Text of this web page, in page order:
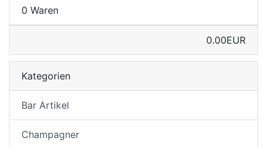
0 Waren
0.00EUR
Kategorien
Bar Artikel
Champagner